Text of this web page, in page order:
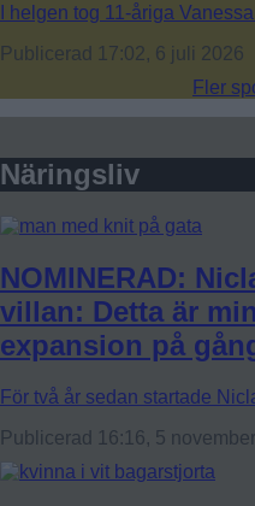
I helgen tog 11-åriga
Publicerad 17:02, 6 juli 2026
Fler
Näringsliv
NOMINERAD:
villan: Detta är
expansion på
För två år sedan startade
Publicerad 16:16, 5